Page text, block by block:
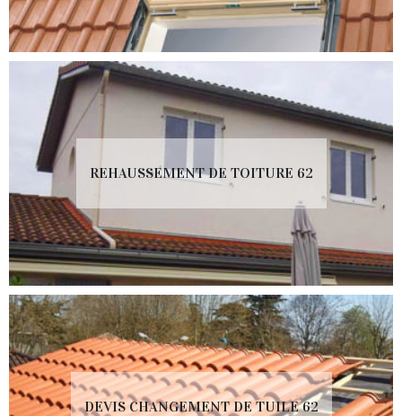
REHAUSSEMENT DE TOITURE 62
DEVIS CHANGEMENT DE TUILE 62